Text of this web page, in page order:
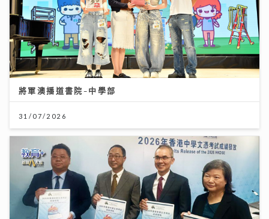
將軍澳播道書院-中學部
31/07/2026